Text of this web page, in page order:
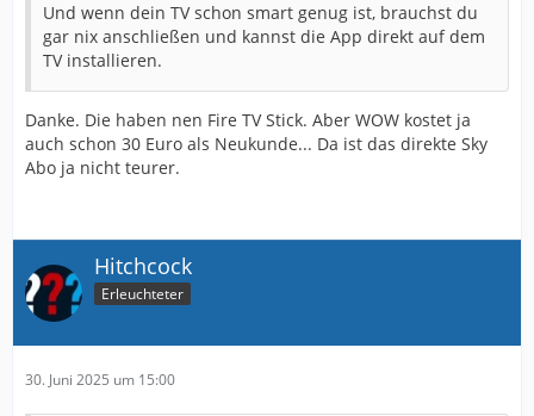
Und wenn dein TV schon smart genug ist, brauchst du
gar nix anschließen und kannst die App direkt auf dem
TV installieren.
Danke. Die haben nen Fire TV Stick. Aber WOW kostet ja
auch schon 30 Euro als Neukunde... Da ist das direkte Sky
Abo ja nicht teurer.
Hitchcock
Erleuchteter
30. Juni 2025 um 15:00